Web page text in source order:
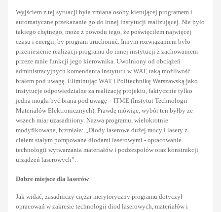
Wyjściem z tej sytuacji była zmiana osoby kierującej programem i
automatyczne przekazanie go do innej instytucji realizującej. Nie było
takiego chętnego, może z powodu tego, że poświęciłem najwięcej
czasu i energii, by program uruchomić. Innym rozwiązaniem było
przeniesienie realizacji programu do innej instytucji z zachowaniem
przeze mnie funkcji jego kierownika. Uwolniony od obciążeń
administracyjnych komendanta instytutu w WAT, taką możliwość
brałem pod uwagę. Eliminując WAT i Politechnikę Warszawską jako
instytucje odpowiedzialne za realizację projektu, faktycznie tylko
jedna mogła być brana pod uwagę – ITME (Instytut Technologii
Materiałów Elektronicznych). Prawdę mówiąc, wybór ten byłby ze
wszech miar uzasadniony. Nazwa programu, wielokrotnie
modyfikowana, brzmiała: „Diody laserowe dużej mocy i lasery z
ciałem stałym pompowane diodami laserowymi - opracowanie
technologii wytwarzania materiałów i podzespołów oraz konstrukcji
urządzeń laserowych”.
Dobre miejsce dla laserów
Jak widać, zasadniczy ciężar merytoryczny programu dotyczył
opracowań w zakresie technologii diod laserowych, materiałów i